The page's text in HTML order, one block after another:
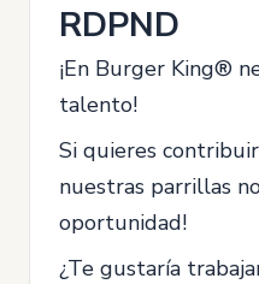
RDPND
¡En Burger King®
talento!
Si quieres
nuestras parrillas
oportunidad!
¿Te gustaría